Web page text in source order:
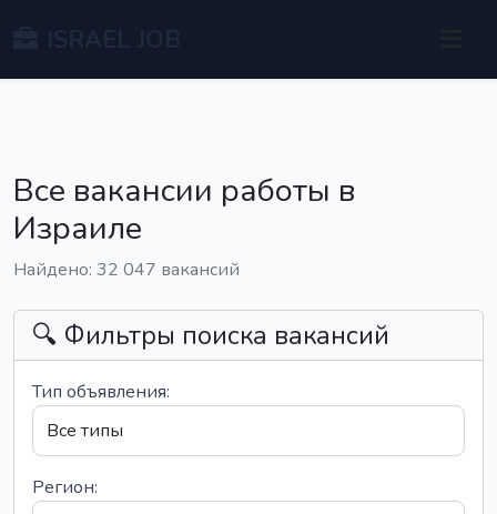
Все вакансии работы в
Израиле
Найдено: 32 047 вакансий
🔍 Фильтры поиска вакансий
Тип объявления:
Регион: